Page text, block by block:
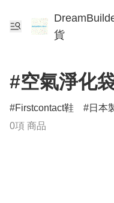
貨
#空氣淨化
Firstcontact鞋 日本
0項 商品